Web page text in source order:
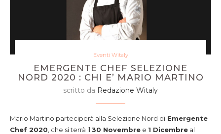
Eventi Witaly
EMERGENTE CHEF SELEZIONE
NORD 2020 : CHI E’ MARIO MARTINO
scritto da Redazione Witaly
Mario Martino parteciperà alla Selezione Nord di Emergente
Chef 2020 , che si terrà il 30 Novembre e 1 Dicembre al